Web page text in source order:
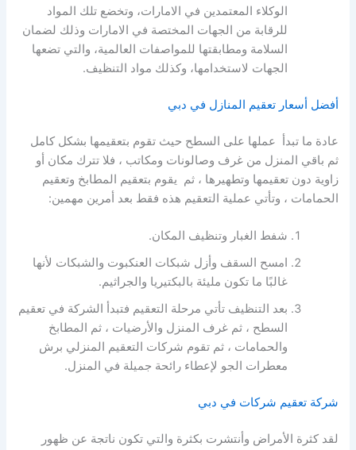
الوكلاء المعتمدين في الامارات، وتخضع تلك المواد
للرقابة من الجهات المختصة في الامارات وذلك لضمان
السلامة ومطابقتها للمواصفات العالمية، والتي تضعها
الجهات لاستخدامها، وكذلك مواد التنظيف.
أفضل أسعار تعقيم المنازل في دبي
عادة ما تبدأ عملها على السطح حيث تقوم بتعقيمها بشكل كامل
ثم باقي المنزل من غرف وصالونات ومكاتب ، فلا تترك مكان أو
زاوية دون تعقيمها وتطهيرها ، ثم يقوم بتعقيم المطابخ وتعقيم
الحمامات ، وتأتي عملية التعقيم هذه فقط بعد أمرين مهمين:
شفط الغبار وتنظيف المكان.
امسح السقف وأزل شبكات العنكبوت والشبكات لأنها
غالبًا ما تكون مليئة بالبكتيريا والجراثيم.
بعد التنظيف تأتي مرحلة التعقيم فتبدأ الشركة في تعقيم
السطح ، ثم غرف المنزل والأرضيات ، ثم المطابخ
والحمامات ، ثم تقوم شركات التعقيم المنزلي برش
معطرات الجو لإعطاء رائحة جميلة في المنزل.
شركة تعقيم شركات في دبي
لقد كثرة الأمراض وأنتشرت بكثرة والتي تكون ناتجة عن ظهور